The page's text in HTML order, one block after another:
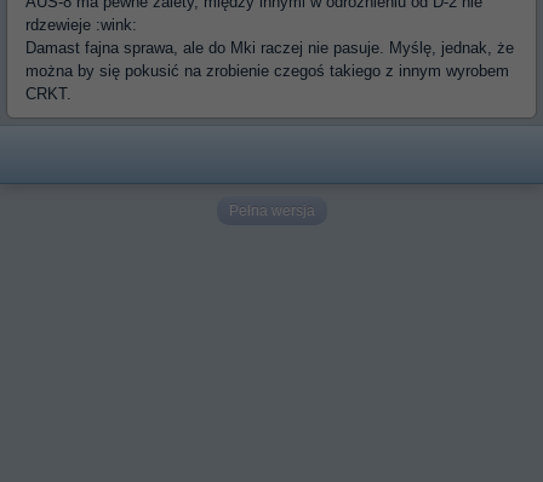
rdzewieje :wink:
Damast fajna sprawa, ale do Mki raczej nie pasuje. Myślę, jednak, że
można by się pokusić na zrobienie czegoś takiego z innym wyrobem
CRKT.
Pełna wersja